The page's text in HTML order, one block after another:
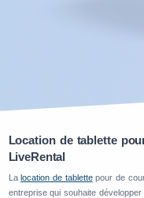
Location de tablette
LiveRental
Lalocation de tablettepour de
entreprise qui souhaite